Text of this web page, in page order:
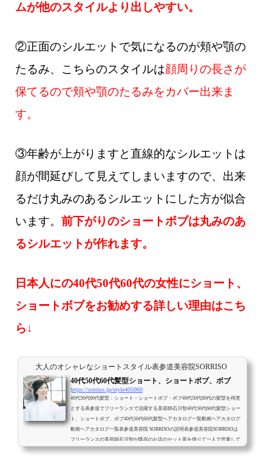
ムが他のスタイルより出しやすい。
②正面のシルエットで気になるのが頬や顎の
たるみ、こちらのスタイルは顔周りの長さが
保てるので頬や顎のたるみをカバー出来ま
す。
③年齢が上がりますと直線的なシルエットは
顔が間延びして見えてしまいますので、出来
るだけ丸みのあるシルエットにした方が似合
います。 前下がりのショートボブは丸みのあ
るシルエットが作れます。
日本人にの40代50代60代の女性にショート、
ショートボブをお勧めする詳しい理由はこち
ら↓
大人のオシャレなショートスタイル表参道美容院SORRISO
40代50代60代髪型ショート、ショートボブ、ボブ
https://sorriso.jp/style405060
40代50代60代髪型：ショート・ショートボブ・ボブ40代50代60代の髪型を得意
とする表参道でフリーランスで活躍する美容師石川智40代50代60代髪型ショー
ト、ショートボブ、ボブ40代50代60代髪型ヘアカタログ一覧動画ヘアカタログ
動画ヘアカタログ一覧表参道美容院 SORRISOの説明表参道美容院SORRISOは
フリーランスの美容師石川智が既存のお店のセット面を借りて一人で営業して
いる美容院です。最初から最後まで美容師石川智が一人で対応させて頂きま